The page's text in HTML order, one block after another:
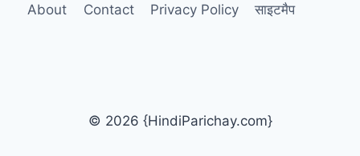
About Contact Privacy Policy साइटमैप
© 2026 {HindiParichay.com}